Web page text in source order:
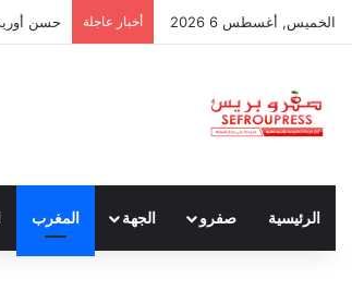
الخميس, أغسطس 6 2026 أخبار عاجلة حسن
الرئيسية صفرو الجهة المغرب